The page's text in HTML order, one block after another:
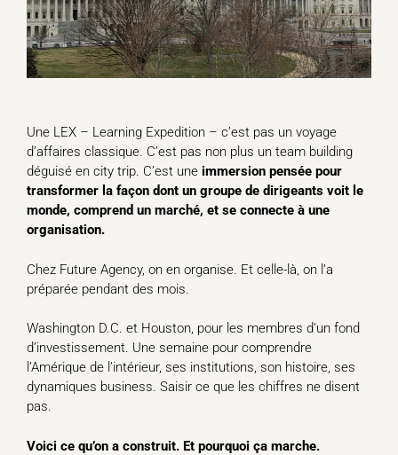
Une LEX – Learning Expedition – c’est pas un voyage
d’affaires classique. C’est pas non plus un team building
déguisé en city trip. C’est une immersion pensée pour
transformer la façon dont un groupe de dirigeants voit le
monde, comprend un marché, et se connecte à une
organisation.
Chez Future Agency, on en organise. Et celle-là, on l’a
préparée pendant des mois.
Washington D.C. et Houston, pour les membres d’un fond
d’investissement. Une semaine pour comprendre
l’Amérique de l’intérieur, ses institutions, son histoire, ses
dynamiques business. Saisir ce que les chiffres ne disent
pas.
Voici ce qu’on a construit. Et pourquoi ça marche.